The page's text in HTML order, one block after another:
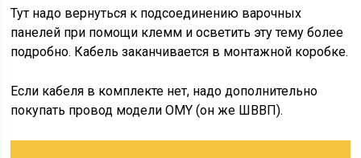
Тут надо вернуться к подсоединению варочных
панелей при помощи клемм и осветить эту тему более
подробно. Кабель заканчивается в монтажной коробке.
Если кабеля в комплекте нет, надо дополнительно
покупать провод модели OMY (он же ШВВП).